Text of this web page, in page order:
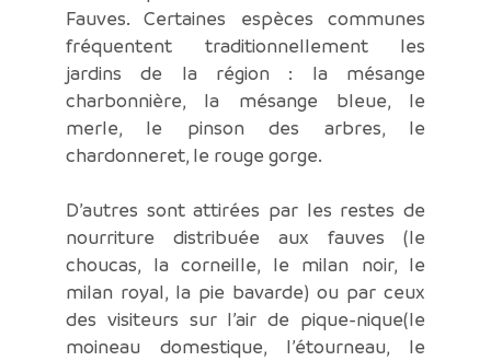
Fauves. Certaines espèces communes
fréquentent traditionnellement les
jardins de la région : la mésange
charbonnière, la mésange bleue, le
merle, le pinson des arbres, le
chardonneret, le rouge gorge.
D’autres sont attirées par les restes de
nourriture distribuée aux fauves (le
choucas, la corneille, le milan noir, le
milan royal, la pie bavarde) ou par ceux
des visiteurs sur l’air de pique-nique(le
moineau domestique, l’étourneau, le